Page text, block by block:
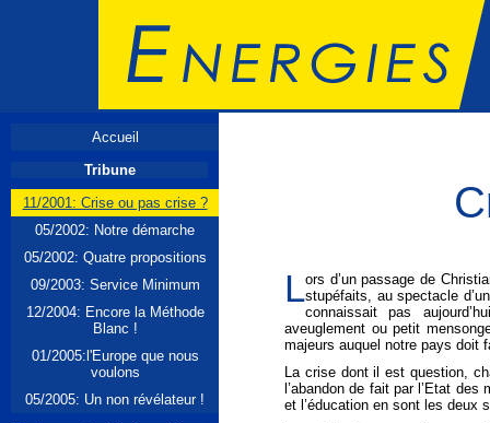
Accueil
Tribune
11/2001: Crise ou pas crise ?
05/2002: Notre démarche
05/2002: Quatre propositions
09/2003: Service Minimum
12/2004: Encore la Méthode
Blanc !
01/2005:l'Europe que nous
voulons
05/2005: Un non révélateur !
Lors d’un passage de
stupéfaits, au spectacle
connaissait pas
aveuglement ou petit
majeurs auquel notre pays doit
La crise dont il est question,
l’abandon de fait par l’Etat
et l’éducation en sont les deux